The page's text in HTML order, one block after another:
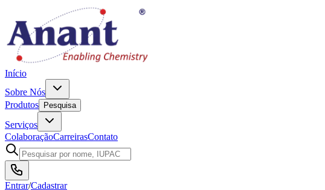
Início
Sobre Nós
Produtos
Pesquisa
Serviços
ColaboraçãoCarreirasContato
Entrar/Cadastrar